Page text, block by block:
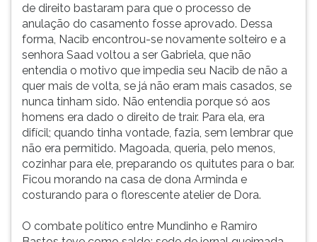
de direito bastaram para que o processo de
anulação do casamento fosse aprovado. Dessa
forma, Nacib encontrou-se novamente solteiro e a
senhora Saad voltou a ser Gabriela, que não
entendia o motivo que impedia seu Nacib de não a
quer mais de volta, se já não eram mais casados, se
nunca tinham sido. Não entendia porque só aos
homens era dado o direito de trair. Para ela, era
difícil; quando tinha vontade, fazia, sem lembrar que
não era permitido. Magoada, queria, pelo menos,
cozinhar para ele, preparando os quitutes para o bar.
Ficou morando na casa de dona Arminda e
costurando para o florescente atelier de Dora.
O combate político entre Mundinho e Ramiro